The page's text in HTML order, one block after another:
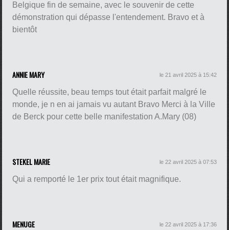
Belgique fin de semaine, avec le souvenir de cette
démonstration qui dépasse l'entendement. Bravo et à
bientôt
ANNIE MARY le 21 avril 2025 à 15:42
Quelle réussite, beau temps tout était parfait malgré le
monde, je n en ai jamais vu autant Bravo Merci à la Ville
de Berck pour cette belle manifestation A.Mary (08)
STEKEL MARIE le 22 avril 2025 à 07:53
Qui a remporté le 1er prix tout était magnifique.
MENUGE le 22 avril 2025 à 17:36